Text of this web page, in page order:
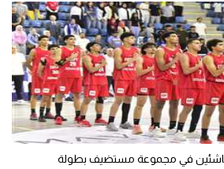
في مجموعة مستضيف بطولة